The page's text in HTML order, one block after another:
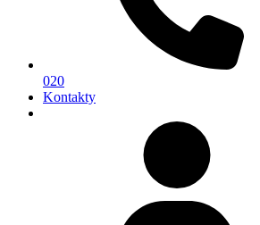
020
Kontakty